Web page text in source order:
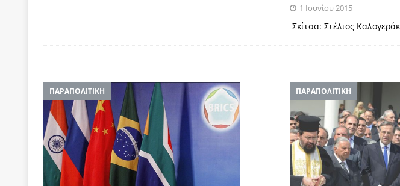
1 Ιουνίου 2015
Σκίτσα: Στέλιος
ΠΑΡΑΠΟΛΙΤΙΚΗ ΠΑΡΑΠΟΛΙΤΙΚΗ